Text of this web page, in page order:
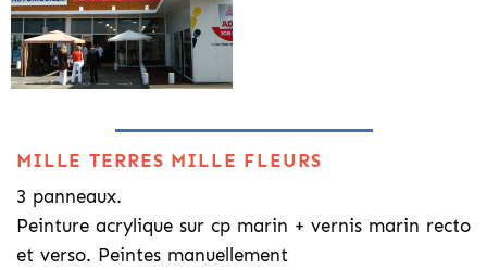
MILLE TERRES MILLE FLEURS
3 panneaux.
Peinture acrylique sur cp marin + vernis marin recto
et verso. Peintes manuellement